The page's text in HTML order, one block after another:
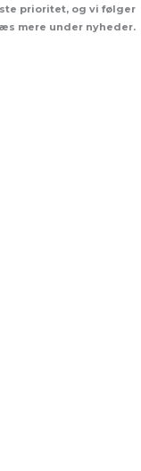
prioritet, og vi følger
mere under nyheder.